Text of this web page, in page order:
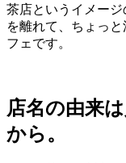
茶店というイメー
を離れて、ちょっ
フェです。
店名の由来
から。